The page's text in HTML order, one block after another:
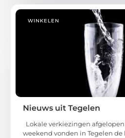
WINKELEN
Nieuws uit Tegelen
Lokale verkiezingen
weekend vonden in Tegelen